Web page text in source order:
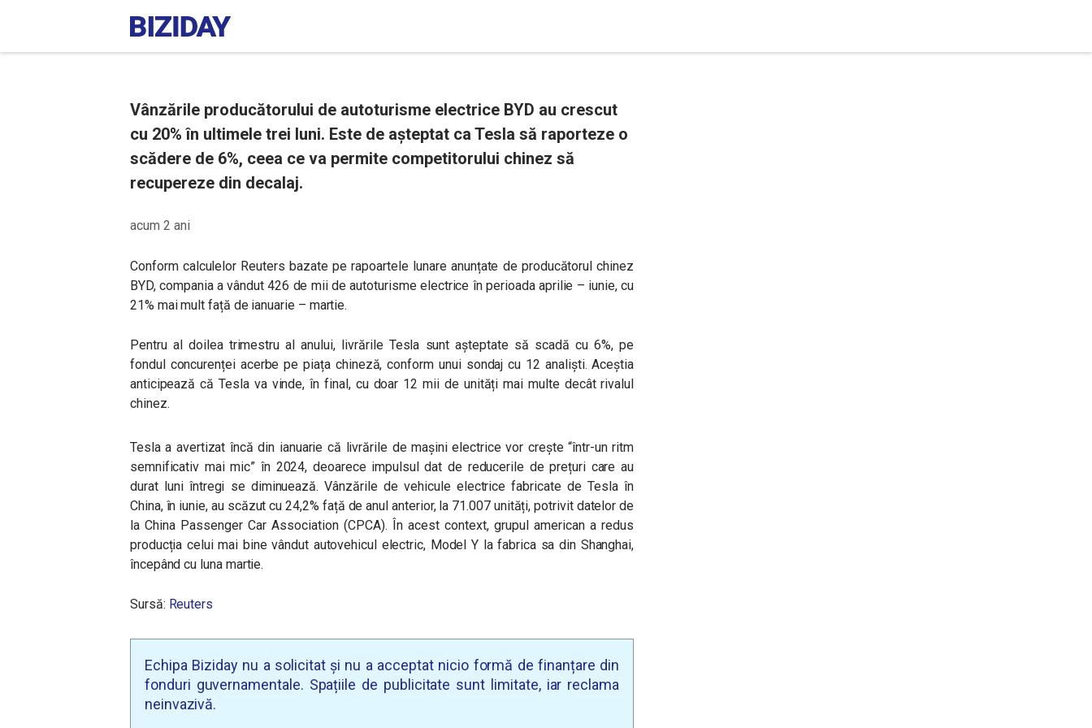
Vânzările producătorului de autoturisme electrice BYD au crescut
cu 20% în ultimele trei luni. Este de așteptat ca Tesla să raporteze o
scădere de 6%, ceea ce va permite competitorului chinez să
recupereze din decalaj.
acum 2 ani
Conform calculelor Reuters bazate pe rapoartele lunare anunțate de producătorul chinez
BYD, compania a vândut 426 de mii de autoturisme electrice în perioada aprilie – iunie, cu
21% mai mult față de ianuarie – martie.
Pentru al doilea trimestru al anului, livrările Tesla sunt așteptate să scadă cu 6%, pe
fondul concurenței acerbe pe piața chineză, conform unui sondaj cu 12 analiști. Aceștia
anticipează că Tesla va vinde, în final, cu doar 12 mii de unități mai multe decât rivalul
chinez.
Tesla a avertizat încă din ianuarie că livrările de mașini electrice vor crește “într-un ritm
semnificativ mai mic” în 2024, deoarece impulsul dat de reducerile de prețuri care au
durat luni întregi se diminuează. Vânzările de vehicule electrice fabricate de Tesla în
China, în iunie, au scăzut cu 24,2% față de anul anterior, la 71.007 unități, potrivit datelor de
la China Passenger Car Association (CPCA). În acest context, grupul american a redus
producția celui mai bine vândut autovehicul electric, Model Y la fabrica sa din Shanghai,
începând cu luna martie.
Sursă: Reuters
Echipa Biziday nu a solicitat și nu a acceptat nicio formă de finanțare din
fonduri guvernamentale. Spațiile de publicitate sunt limitate, iar reclama
neinvazivă.